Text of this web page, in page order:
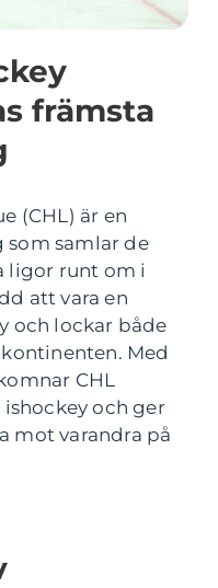
främsta
(CHL) är en
som samlar de
ligor runt om i
att vara en
och lockar både
Med
CHL
och ger
mot varandra på